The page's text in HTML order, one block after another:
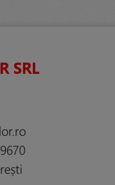
SRL